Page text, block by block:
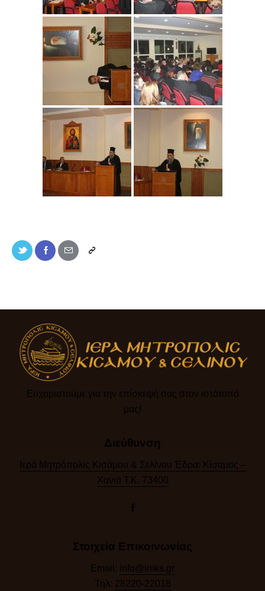
Ευχαριστούμε για την επίσκεψή σας στον ιστότοπό
μας!​
Διεύθυνση
Ιερά Μητρόπολις Κισάμου & Σελίνου Έδρα: Κίσαμος –
Χανιά Τ.Κ. 73400
Στοιχεία Επικοινωνίας
Email: info@imks.gr
Τηλ: 28220-22018